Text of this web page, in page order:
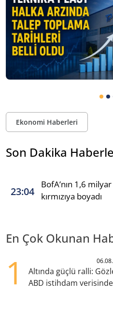
Ekonomi Haberleri
Son Dakika
23:04
BofA’nın 1,6 milyar
kırmızıya boyadı
En Çok Okunan
1
Altında güçlü ralli:
ABD istihdam verisinde